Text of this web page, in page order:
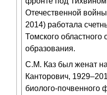
Отечественной
2014) работала
Томского областного
образования.
С.М. Каз был женат
Канторович,
биолого-почвенного